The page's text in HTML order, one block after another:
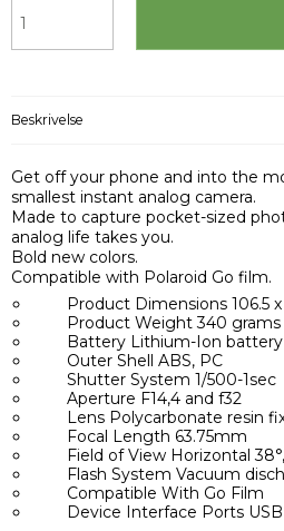
Beskrivelse
Get off your phone and into the
smallest instant analog camera.
Made to capture pocket-sized
analog life takes you.
Bold new colors.
Compatible with Polaroid Go film.
Product Dimensions 106.5 x
Product Weight 340 grams
Battery Lithium-Ion battery
Outer Shell ABS, PC
Shutter System 1/500-1sec
Aperture F14,4 and f32
Lens Polycarbonate resin
Focal Length 63.75mm
Field of View Horizontal 38°,
Flash System Vacuum
Compatible With Go Film
Device Interface Ports USB